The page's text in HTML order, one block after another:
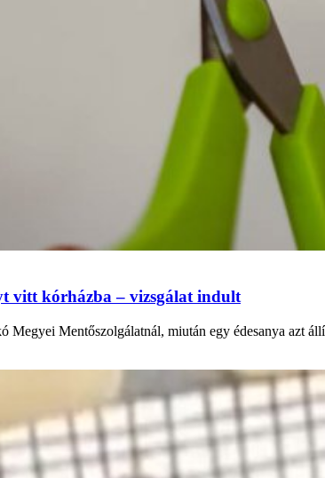
vitt kórházba – vizsgálat indult
Mentőszolgálatnál, miután egy édesanya azt